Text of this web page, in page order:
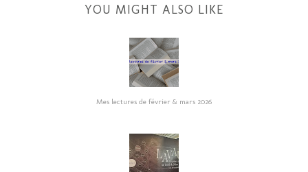
YOU MIGHT ALSO LIKE
Mes lectures de février & mars 2026